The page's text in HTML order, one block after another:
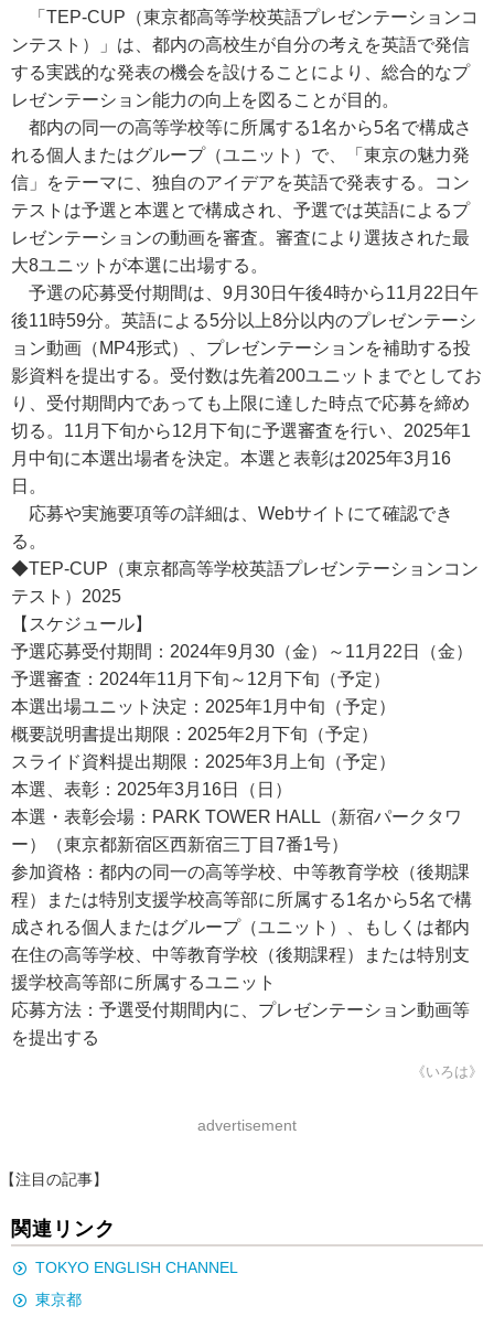
「TEP-CUP（東京都高等学校英語プレゼンテーションコ
ンテスト）」は、都内の高校生が自分の考えを英語で発信
する実践的な発表の機会を設けることにより、総合的なプ
レゼンテーション能力の向上を図ることが目的。
都内の同一の高等学校等に所属する1名から5名で構成さ
れる個人またはグループ（ユニット）で、「東京の魅力発
信」をテーマに、独自のアイデアを英語で発表する。コン
テストは予選と本選とで構成され、予選では英語によるプ
レゼンテーションの動画を審査。審査により選抜された最
大8ユニットが本選に出場する。
予選の応募受付期間は、9月30日午後4時から11月22日午
後11時59分。英語による5分以上8分以内のプレゼンテーシ
ョン動画（MP4形式）、プレゼンテーションを補助する投
影資料を提出する。受付数は先着200ユニットまでとしてお
り、受付期間内であっても上限に達した時点で応募を締め
切る。11月下旬から12月下旬に予選審査を行い、2025年1
月中旬に本選出場者を決定。本選と表彰は2025年3月16
日。
応募や実施要項等の詳細は、Webサイトにて確認でき
る。
◆TEP-CUP（東京都高等学校英語プレゼンテーションコン
テスト）2025
【スケジュール】
予選応募受付期間：2024年9月30（金）～11月22日（金）
予選審査：2024年11月下旬～12月下旬（予定）
本選出場ユニット決定：2025年1月中旬（予定）
概要説明書提出期限：2025年2月下旬（予定）
スライド資料提出期限：2025年3月上旬（予定）
本選、表彰：2025年3月16日（日）
本選・表彰会場：PARK TOWER HALL（新宿パークタワ
ー）（東京都新宿区西新宿三丁目7番1号）
参加資格：都内の同一の高等学校、中等教育学校（後期課
程）または特別支援学校高等部に所属する1名から5名で構
成される個人またはグループ（ユニット）、もしくは都内
在住の高等学校、中等教育学校（後期課程）または特別支
援学校高等部に所属するユニット
応募方法：予選受付期間内に、プレゼンテーション動画等
を提出する
《いろは》
advertisement
【注目の記事】
関連リンク
TOKYO ENGLISH CHANNEL
東京都